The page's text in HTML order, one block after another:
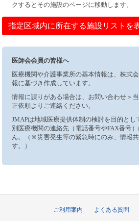
クするとその施設のページに移動します。
指定区域内に所在する施設リストを
医師会会員の皆様へ
医療機関や介護事業所の基本情報は、株式
報に基づき作成しています。
情報に誤りがある場合は、お問い合わせ＞
正依頼よりご連絡ください。
JMAPは地域医療提供体制の検討を目的とし
別医療機関の連絡先（電話番号やFAX番号
ん。（※災害発生等の緊急時にのみ、情報
す。）
ご利用案内 よくある質問